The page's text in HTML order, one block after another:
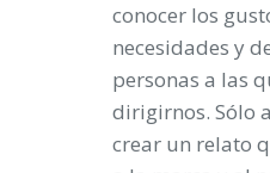
conocer los
necesidades y
personas a las
dirigirnos. Sólo
crear un relato